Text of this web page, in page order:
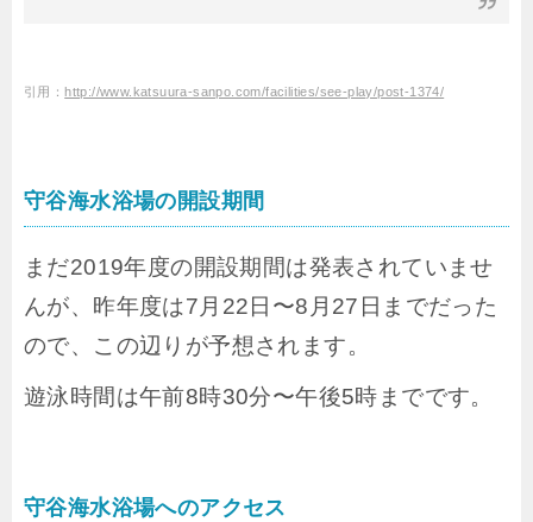
引用： http://www.katsuura-sanpo.com/facilities/see-play/post-1374/
守谷海水浴場の開設期間
まだ2019年度の開設期間は発表されていませ
んが、昨年度は7月22日〜8月27日までだった
ので、この辺りが予想されます。
遊泳時間は午前8時30分〜午後5時までです。
守谷海水浴場へのアクセス